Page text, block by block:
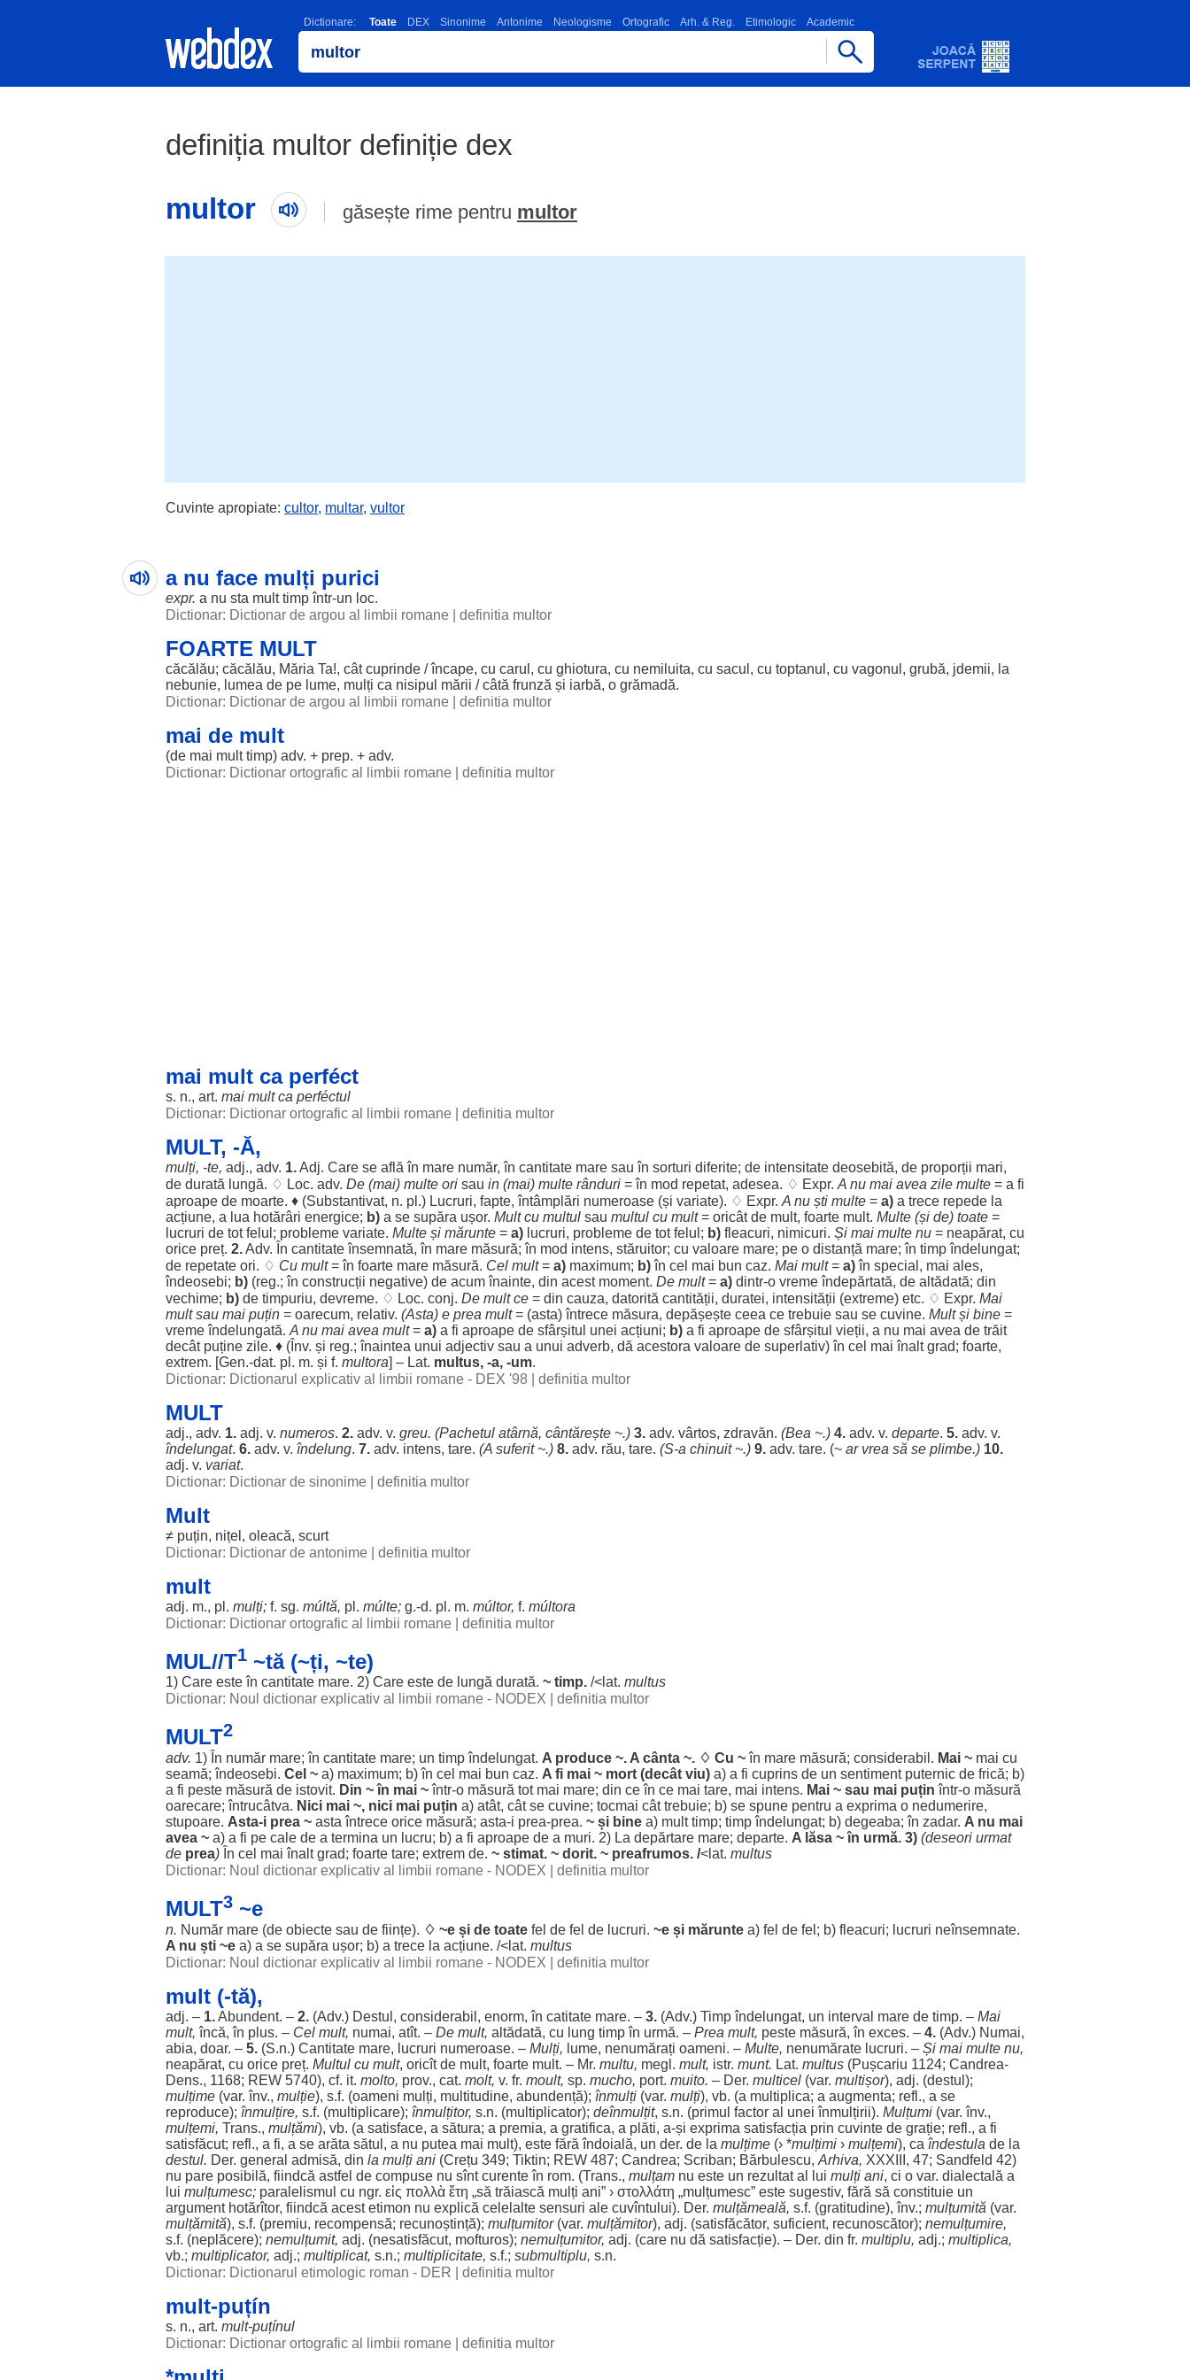
Dictionare: Toate DEX Sinonime Antonime Neologisme Ortografic Arh. & Reg. Etimologic Academic
definiția multor definiție dex
multor
găsește rime pentru multor
Cuvinte apropiate: cultor, multar, vultor
a nu face mulți purici
expr. a nu sta mult timpîntr-un loc.
Dictionar: Dictionar de argou al limbii romane
definitia multor
FOARTE MULT
căcălău; căcălău, Măria Ta!, câtcuprinde /încape, cu carul , cu ghiotura, cu nemiluita, cu sacul , cu toptanul , cu vagonul , grubă, jdemii, la
nebunie, lumea de pe lume, mulți ca nisipul mării /câtă frunză și iarbă, o grămadă.
Dictionar: Dictionar de argou al limbii romane
definitia multor
mai de mult
(de mai mult timp) adv. + prep. + adv.
Dictionar: Dictionar ortografic al limbii romane
definitia multor
mai mult ca perféct
s. n., art. mai multca perféctul
Dictionar: Dictionar ortografic al limbii romane
definitia multor
MULT, -Ă,
mulți, -te, adj., adv. 1.Adj. Care se află în mare număr, în cantitate mare sau în sorturi diferite; de intensitate deosebită, de proporții mari,
de durată lungă. ♢ Loc. adv. De (mai) multe ori sau in (mai) multe rânduri = în mod repetat, adesea. ♢ Expr. A nu mai avea zile multe = a fi
aproape de moarte. ♦ (Substantivat, n. pl.) Lucruri, fapte,întâmplări numeroase (și variate). ♢ Expr. A nu ști multe = a) a trece repede la
acțiune, a lua hotărâri energice; b) a se supăra ușor. Multcu multul sau multul cu mult= oricâtde mult, foarte mult. Multe (și de) toate =
lucruri de totfelul ; probleme variate. Multe și mărunte = a) lucruri, probleme de totfelul ; b) fleacuri, nimicuri. Și mai multe nu = neapărat, cu
orice preț. 2.Adv. În cantitate însemnată, în mare măsură; în mod intens, stăruitor; cu valoare mare; pe o distanță mare; în timp îndelungat;
de repetate ori. ♢ Cu mult= în foarte mare măsură. Cel mult= a) maximum; b)în cel mai bun caz. Mai mult= a)în special , mai ales,
îndeosebi; b) (reg.; în construcții negative) de acum înainte, din acest moment. De mult= a) dintr-o vreme îndepărtată, de altădată; din
vechime; b) de timpuriu, devreme. ♢ Loc. conj. De multce = din cauza, datorită cantității, duratei, intensității (extreme) etc. ♢ Expr. Mai
multsau mai puțin = oarecum, relativ. (Asta) e prea mult= (asta)întrece măsura, depășește ceea ce trebuie sau se cuvine. Multși bine =
vreme îndelungată. A nu mai avea mult= a) a fi aproape de sfârșitul unei acțiuni; b) a fi aproape de sfârșitul vieții, a nu mai avea de trăit
decât puține zile. ♦ (Înv. și reg.;înaintea unui adjectiv sau a unui adverb, dă acestora valoare de superlativ) în cel maiînalt grad; foarte,
extrem. [Gen.-dat. pl. m. și f. multora] – Lat. multus, -a, -um.
Dictionar: Dictionarul explicativ al limbii romane - DEX '98
definitia multor
MULT
adj., adv. 1. adj. v. numeros. 2. adv. v. greu. (Pachetul atârnă, cântărește ~.) 3. adv. vârtos, zdravăn. (Bea ~.) 4. adv. v. departe. 5. adv. v.
îndelungat. 6. adv. v. îndelung. 7. adv. intens, tare. (A suferit~.) 8. adv. rău, tare. (S-a chinuit~.) 9. adv. tare. (~ ar vrea să se plimbe.) 10.
adj. v. variat.
Dictionar: Dictionar de sinonime
definitia multor
Mult
≠ puțin, nițel , oleacă, scurt
Dictionar: Dictionar de antonime
definitia multor
mult
adj. m., pl. mulți; f. sg. múltă, pl. múlte; g.-d. pl. m. múltor, f. múltora
Dictionar: Dictionar ortografic al limbii romane
definitia multor
MUL//T1 ~tă (~ți, ~te)
1) Care este în cantitate mare. 2) Care este de lungă durată. ~ timp. /<lat. multus
Dictionar: Noul dictionar explicativ al limbii romane - NODEX
definitia multor
MULT2
adv. 1) În număr mare; în cantitate mare; un timp îndelungat. A produce ~. A cânta ~. ♢ Cu ~în mare măsură; considerabil . Mai ~ mai cu
seamă;îndeosebi. Cel ~ a) maximum; b) în cel mai bun caz. A fi mai ~ mort (decât viu) a) a fi cuprins de un sentiment puternic de frică; b)
a fi peste măsură de istovit. Din ~ în mai ~într-o măsură tot mai mare; din ce în ce mai tare, mai intens. Mai ~ sau mai puțin într-o măsură
oarecare;întrucâtva. Nici mai ~, nici mai puțin a) atât, cât se cuvine; tocmai câttrebuie; b) se spune pentru a exprima o nedumerire,
stupoare. Asta-i prea ~ astaîntrece orice măsură; asta-i prea-prea. ~ și bine a) mult timp; timp îndelungat; b) degeaba; în zadar. A nu mai
avea ~ a) a fi pe cale de a termina un lucru; b) a fi aproape de a muri. 2) La depărtare mare; departe. A lăsa ~ în urmă. 3) (deseori urmat
de prea) În cel maiînalt grad; foarte tare; extrem de. ~ stimat. ~ dorit. ~ preafrumos. /<lat. multus
Dictionar: Noul dictionar explicativ al limbii romane - NODEX
definitia multor
MULT3 ~e
n. Număr mare (de obiecte sau de ființe). ♢ ~e și de toate fel de fel de lucruri. ~e și mărunte a) fel de fel ; b) fleacuri; lucruri neînsemnate.
A nu ști ~e a) a se supăra ușor; b) a trece la acțiune. /<lat. multus
Dictionar: Noul dictionar explicativ al limbii romane - NODEX
definitia multor
mult (-tă),
adj. – 1.Abundent. – 2. (Adv.) Destul , considerabil , enorm, în catitate mare. – 3. (Adv.) Timp îndelungat, un interval mare de timp. – Mai
mult, încă, în plus. – Cel mult, numai, atît. – De mult, altădată, cu lung timpîn urmă. – Prea mult, peste măsură, în exces. – 4. (Adv.) Numai,
abia, doar. – 5. (S.n.) Cantitate mare, lucruri numeroase. – Mulți, lume, nenumărați oameni. – Multe, nenumărate lucruri. – Și mai multe nu,
neapărat, cu orice preț. Multul cu mult, oricît de mult, foarte mult. – Mr. multu, megl. mult, istr. munt. Lat. multus (Pușcariu 1124; Candrea-
Dens., 1168; REW 5740), cf. it. molto, prov., cat. molt, v. fr. moult, sp. mucho, port. muito. – Der. multicel (var. multișor), adj. (destul );
mulțime (var. înv., mulție), s.f. (oameni mulți, multitudine, abundență); înmulți (var. mulți), vb. (a multiplica; a augmenta; refl., a se
reproduce); înmulțire, s.f. (multiplicare); înmulțitor, s.n. (multiplicator); deînmulțit, s.n. (primul factor al uneiînmulțirii). Mulțumi (var. înv.,
mulțemi, Trans., mulțămi), vb. (a satisface, a sătura; a premia, a gratifica, a plăti, a-și exprima satisfacția prin cuvinte de grație; refl., a fi
satisfăcut; refl., a fi, a se arăta sătul , a nu putea mai mult), este fără îndoială, un der. de la mulțime (› *mulțimi › mulțemi), ca îndestula de la
destul. Der. general admisă, din la mulți ani (Crețu 349; Tiktin; REW 487; Candrea; Scriban; Bărbulescu, Arhiva, XXXIII, 47; Sandfeld 42)
nu pare posibilă, fiindcă astfel de compuse nu sîntcurenteîn rom. (Trans., mulțam nu este un rezultatal lui mulți ani, ci o var. dialectală a
lui mulțumesc; paralelismul cu ngr. εἰς πολλὰ ἔτη „să trăiască mulți ani” › στολλάτη „mulțumesc” este sugestiv, fără să constituie un
argumenthotărîtor, fiindcă acestetimon nu explică celelalte sensuri ale cuvîntului). Der. mulțămeală, s.f. (gratitudine), înv.; mulțumită (var.
mulțămită), s.f. (premiu, recompensă; recunoștință); mulțumitor(var. mulțămitor), adj. (satisfăcător, suficient, recunoscător); nemulțumire,
s.f. (neplăcere); nemulțumit, adj. (nesatisfăcut, mofturos); nemulțumitor, adj. (care nu dă satisfacție). – Der. din fr. multiplu, adj.; multiplica,
vb.; multiplicator, adj.; multiplicat, s.n.; multiplicitate, s.f.; submultiplu, s.n.
Dictionar: Dictionarul etimologic roman - DER
definitia multor
mult-puțín
s. n., art. mult-puțínul
Dictionar: Dictionar ortografic al limbii romane
definitia multor